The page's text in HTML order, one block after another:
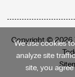
Copyright © 2026
We use cookies
analyze site
site, you